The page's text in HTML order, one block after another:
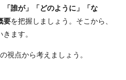
「誰が」「どのように」「な
要を把握しましょう。そこから、
ます。
視点から考えましょう。